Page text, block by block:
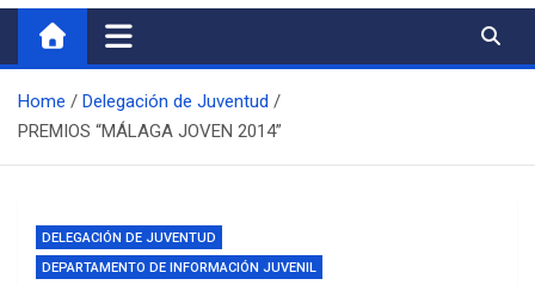
Home
Delegación de Juventud
PREMIOS “MÁLAGA JOVEN 2014”
DELEGACIÓN DE JUVENTUD
DEPARTAMENTO DE INFORMACIÓN JUVENIL